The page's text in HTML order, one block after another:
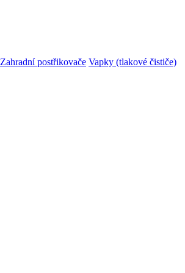
Zahradní postřikovače Vapky (tlakové čističe)